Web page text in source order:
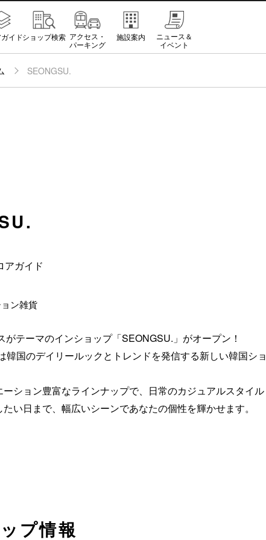
イドショップ検索 アクセス・
パーキング
施設案内
ニュース＆
イベント
SEONGSU.
アガイド
ン雑貨
がテーマのインショップ「SEONGSU.」がオープン！
韓国のデイリールックとトレンドを発信する新しい韓国ショ
ション豊富なラインナップで、日常のカジュアルスタイル
い日まで、幅広いシーンであなたの個性を輝かせます。
プ情報